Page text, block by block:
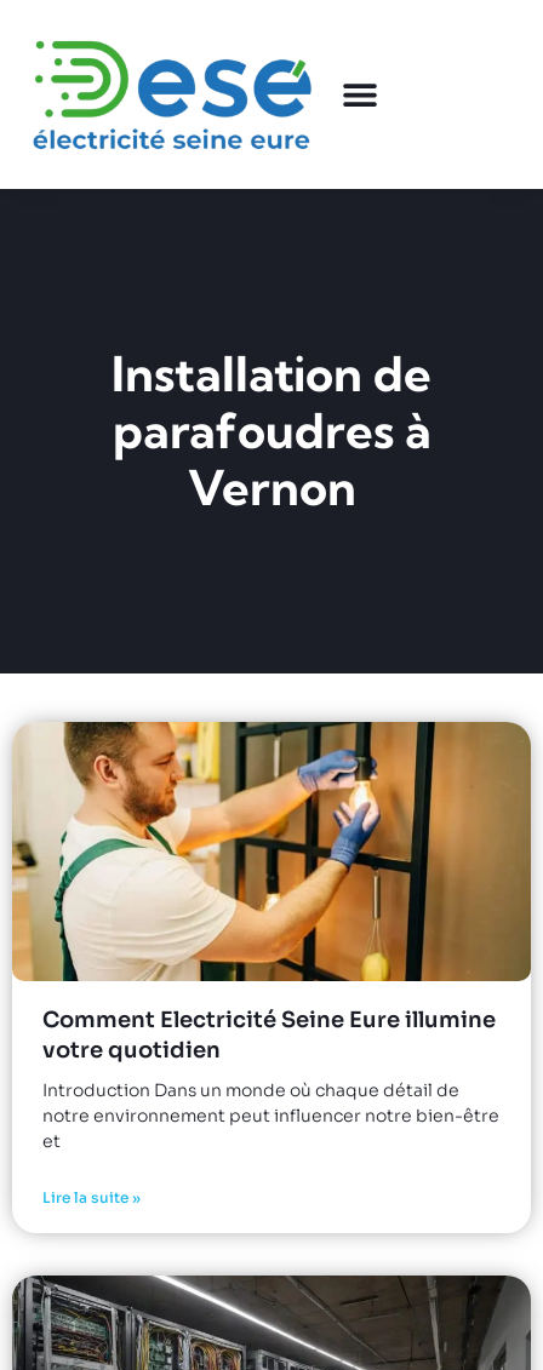
Installation de
parafoudres à
Vernon
Comment Electricité Seine Eure illumine
votre quotidien
Introduction Dans un monde où chaque détail de
notre environnement peut influencer notre bien-être
et
Lire la suite »